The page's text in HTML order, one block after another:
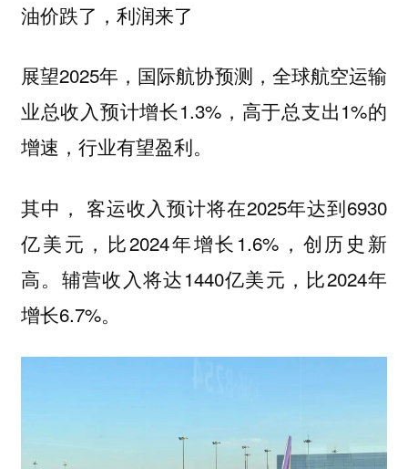
油价跌了，利润来了
展望2025年，国际航协预测，全球航空运输
业总收入预计增长1.3%，高于总支出1%的
增速，行业有望盈利。
其中， 客运收入预计将在2025年达到6930
亿美元，比2024年增长1.6%，创历史新
高。辅营收入将达1440亿美元，比2024年
增长6.7%。